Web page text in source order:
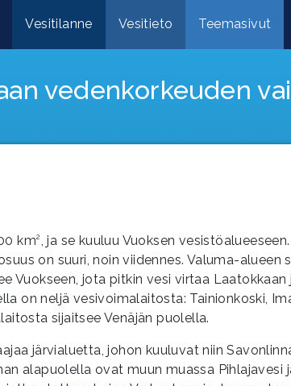
Vesitilanne Vesitieto Teemasivut
vedenkorkeuden
km2, ja se kuuluu Vuoksen
on suuri, noin viidennes. Valuma-
Vuokseen, jota pitkin vesi virtaa
on neljä vesivoimalaitosta: Tainionkoski,
sijaitsee Venäjän puolella.
järvialuetta, johon kuuluvat niin
alapuolella ovat muun muassa Pihlajavesi